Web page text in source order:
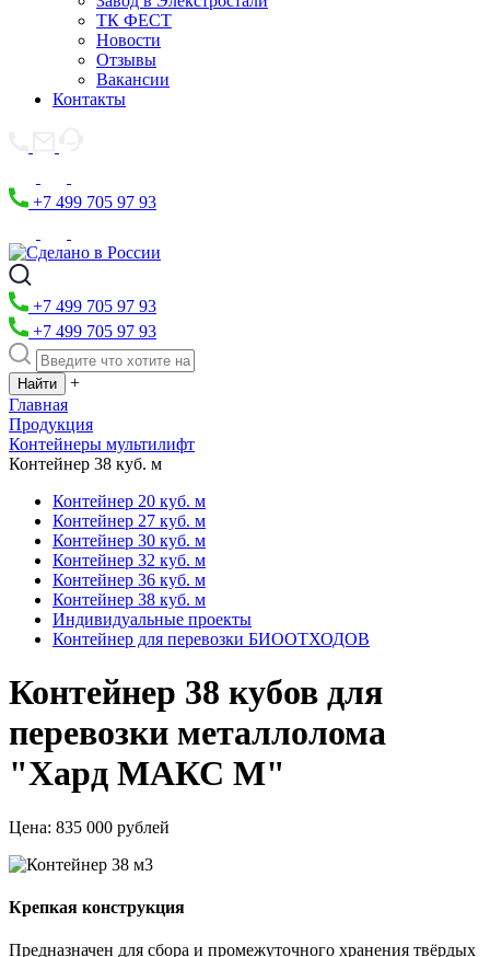
ТК ФЕСТ
Новости
Отзывы
Вакансии
Контакты
+7 499 705 97 93
+7 499 705 97 93
+7 499 705 97 93
+
Главная
Продукция
Контейнеры мультилифт
Контейнер 38 куб. м
Контейнер 20 куб. м
Контейнер 27 куб. м
Контейнер 30 куб. м
Контейнер 32 куб. м
Контейнер 36 куб. м
Контейнер 38 куб. м
Индивидуальные проекты
Контейнер для перевозки БИООТХОДОВ
Контейнер 38 кубов для
перевозки металлолома
"Хард МАКС М"
Цена: 835 000 рублей
Крепкая конструкция
Предназначен для сбора и промежуточного хранения твёрдых